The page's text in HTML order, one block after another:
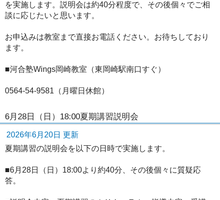
を実施します。説明会は約40分程度で、その後個々でご相
談に応じたいと思います。
お申込みは教室まで直接お電話ください。お待ちしており
ます。
■河合塾Wings岡崎教室（東岡崎駅南口すぐ）
0564-54-9581（月曜日休館）
6月28日（日）18:00夏期講習説明会
2026年6月20日 更新
夏期講習の説明会を以下の日時で実施します。
■6月28日（日）18:00より約40分、その後個々に質疑応
答。